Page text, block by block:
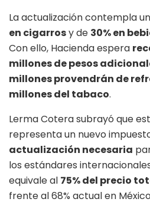
La actualización contempla un
en cigarrosy de 30% en
Con ello, Hacienda espera
millones de pesos
millones provendrán de
millones del tabaco.
Lerma Cotera subrayó que
representa un nuevo
actualización necesaria
los estándares
equivale al 75% del precio
frente al 68% actual en